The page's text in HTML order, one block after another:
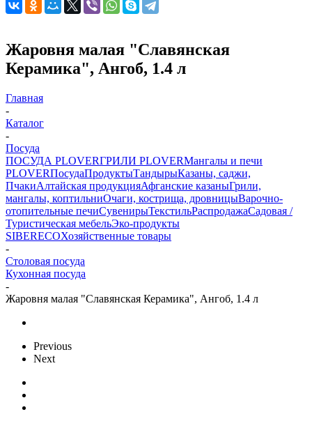
Жаровня малая "Славянская
Керамика", Ангоб, 1.4 л
Главная
-
Каталог
-
Посуда
ПОСУДА PLOVERГРИЛИ PLOVERМангалы и печи
PLOVERПосудаПродуктыТандырыКазаны, саджи,
ПчакиАлтайская продукцияАфганские казаныГрили,
мангалы, коптильниОчаги, кострища, дровницыВарочно-
отопительные печиСувенирыТекстильРаспродажаСадовая /
Туристическая мебельЭко-продукты
SIBERECOХозяйственные товары
-
Столовая посуда
Кухонная посуда
-
Жаровня малая "Славянская Керамика", Ангоб, 1.4 л
Previous
Next